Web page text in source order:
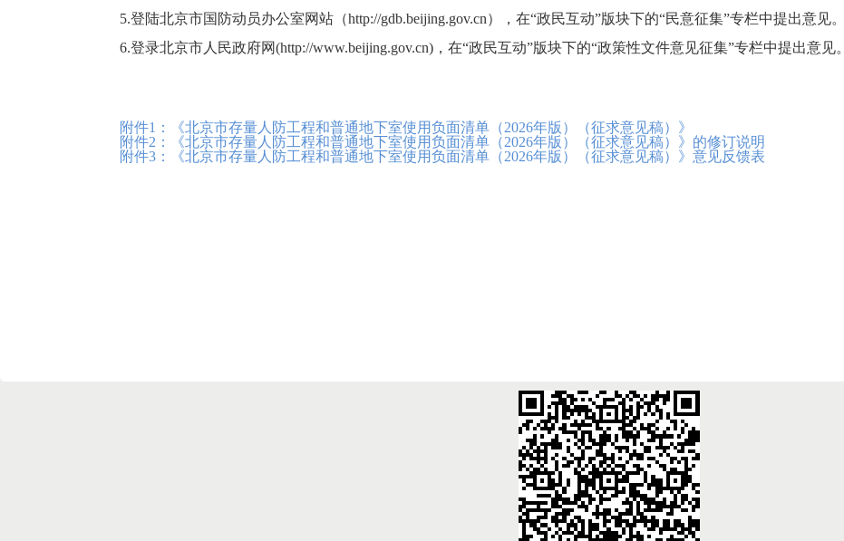
5.登陆北京市国防动员办公室网站（http://gdb.beijing.gov.cn），在“政民互动”版块下的“民意征集”专栏中提出意见。
6.登录北京市人民政府网(http://www.beijing.gov.cn)，在“政民互动”版块下的“政策性文件意见征集”专栏中提出意见。
附件1：《北京市存量人防工程和普通地下室使用负面清单（2026年版）（征求意见稿）》
附件2：《北京市存量人防工程和普通地下室使用负面清单（2026年版）（征求意见稿）》的修订说明
附件3：《北京市存量人防工程和普通地下室使用负面清单（2026年版）（征求意见稿）》意见反馈表